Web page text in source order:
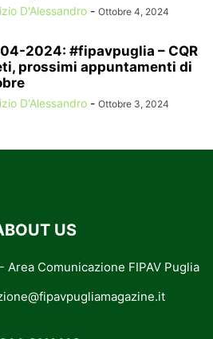
D'Alessandro - Ottobre 4, 2024
2024: #fipavpuglia – CQR
prossimi appuntamenti di
D'Alessandro - Ottobre 3, 2024
US
Area Comunicazione FIPAV Puglia